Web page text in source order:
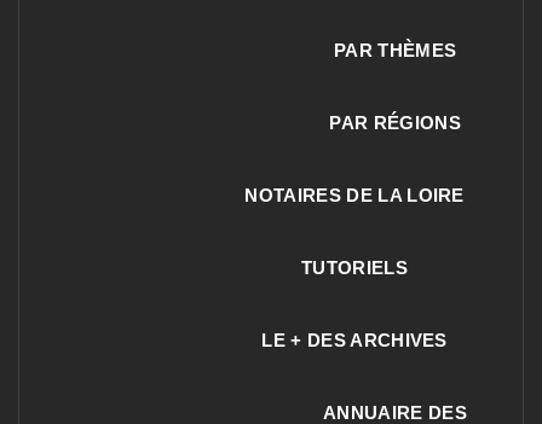
PAR THÈMES
PAR RÉGIONS
NOTAIRES DE LA LOIRE
TUTORIELS
LE + DES ARCHIVES
ANNUAIRE DES